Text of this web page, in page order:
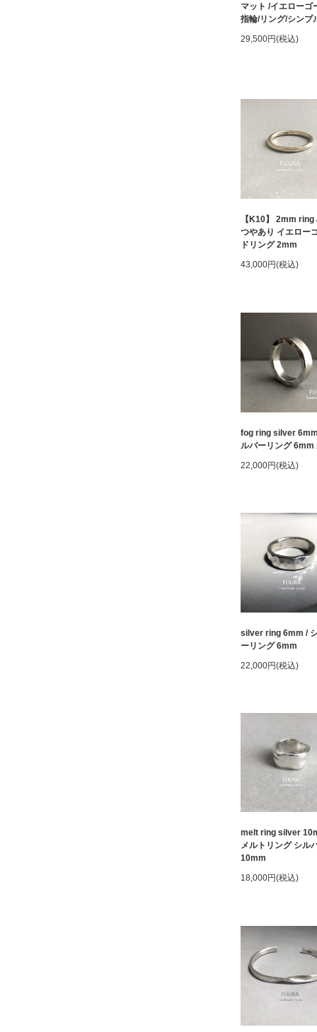
マット /イエローゴ
指輪/リング/シンプ
29,500円(税込)
【K10】 2mm ring
つやあり イエロー
ドリング 2mm
43,000円(税込)
fog ring silver
ルバーリング 6mm
22,000円(税込)
silver ring 6mm /
ーリング 6mm
22,000円(税込)
melt ring silver
メルトリング シル
10mm
18,000円(税込)